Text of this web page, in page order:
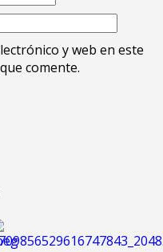
y web en este
comente.